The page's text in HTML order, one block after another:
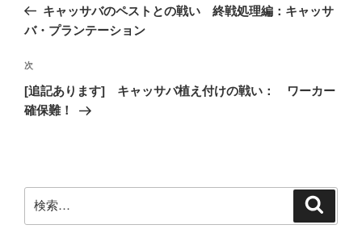
ナ
ゲ
ー
シ
の
投
キャッサバのペストとの戦い 終戦処理編：キャッサ
バ・プランテーション
次
の
投
次
[追記あります] キャッサバ植え付けの戦い： ワーカー
確保難！
索: